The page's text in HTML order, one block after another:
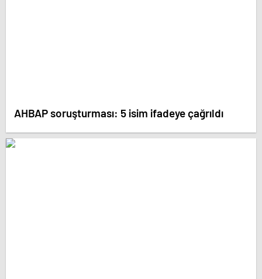
AHBAP soruşturması: 5 isim ifadeye çağrıldı